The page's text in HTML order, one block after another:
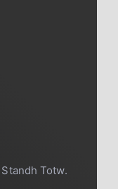
Totw.